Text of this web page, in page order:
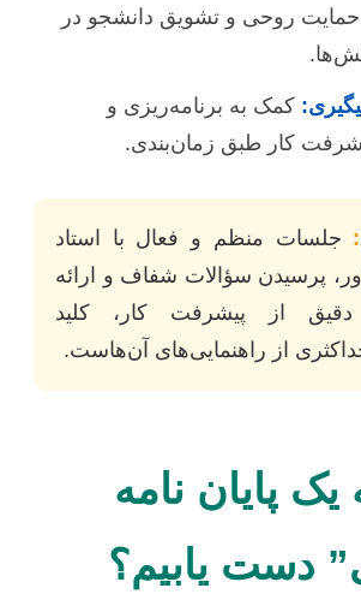
حمایت روحی و تشویق دانشجو در
کمک به برنامه‌ریزی و
کار طبق زمان‌بندی.
جلسات منظم و فعال با استاد
پرسیدن سؤالات شفاف و ارائه
از پیشرفت کار، کلید
از راهنمایی‌های آن‌هاست.
یک پایان نامه
دست یابیم؟